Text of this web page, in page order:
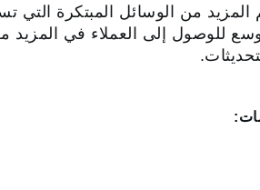
المزيد من الوسائل المبتكرة التي
للوصول إلى العملاء في المزيد